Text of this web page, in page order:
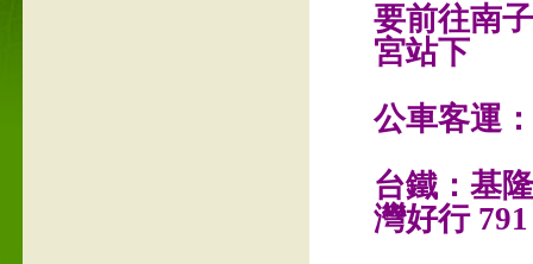
要前往南
宮站下
公車客運
台鐵：基
灣好行 791